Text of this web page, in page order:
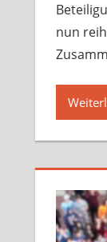
nun